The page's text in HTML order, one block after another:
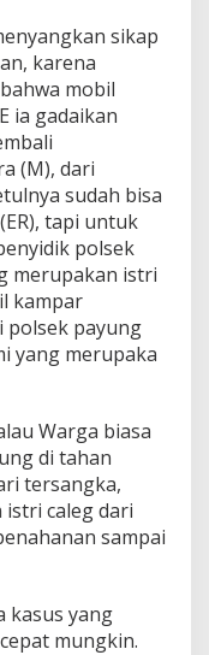
sikap
karena
mobil
ia gadaikan
(M), dari
sudah bisa
tapi untuk
polsek
merupakan istri
kampar
polsek payung
yang merupaka
Warga biasa
di tahan
tersangka,
istri caleg dari
sampai
kasus yang
mungkin.